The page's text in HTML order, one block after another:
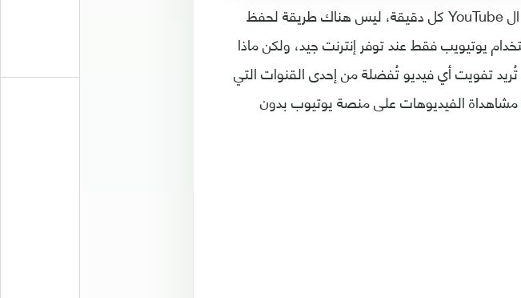
مع 300 ساعة من المحتوى الذي يتم رفعة على منصة ال YouTube كل دقيقة، ليس هناك طريقة لحفظ
يوتيويب فقط عند توفر إنترنت جيد، ولكن ماذا
تفويت أي فيديو تُفضلة من إحدى القنوات التي
الفيديوهات على منصة يوتيوب بدون